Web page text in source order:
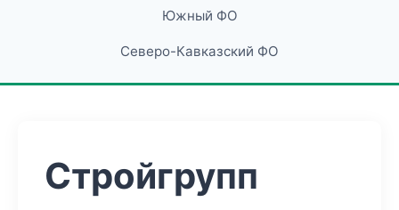
Южный ФО
Северо-Кавказский ФО
Стройгрупп